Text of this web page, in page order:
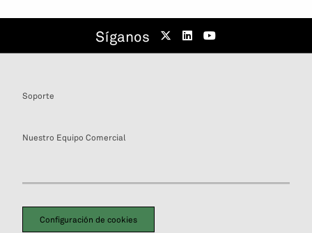
Síganos
Soporte
Nuestro Equipo Comercial
Configuración de cookies